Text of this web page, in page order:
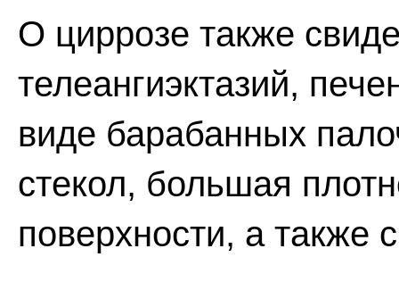
О циррозе также
телеангиэктазий,
виде барабанных
стекол, большая
поверхности, а также